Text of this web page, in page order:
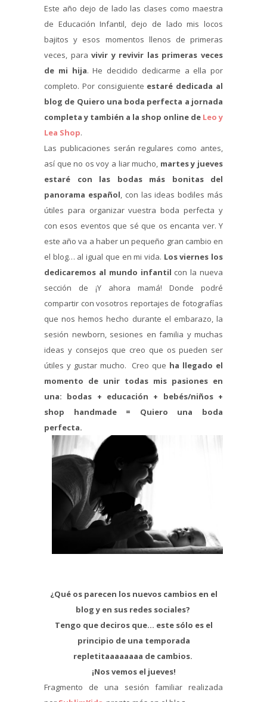
Este año dejo de lado las clases como maestra
de Educación Infantil, dejo de lado mis locos
bajitos y esos momentos llenos de primeras
veces, paravivir y revivir las primeras veces
de mi hija. He decidido dedicarme a ella por
completo. Por consiguiente estaré dedicada al
blog de Quiero una boda perfecta a jornada
completa y también a la shop online de Leo y
Lea Shop.
Las publicaciones serán regulares como antes,
así que no os voy a liar mucho, martes y jueves
estaré con las bodas más bonitas del
panorama español, con las ideas bodiles más
útiles para organizar vuestra boda perfecta y
con esos eventos que sé que os encanta ver. Y
este año va a haber un pequeño gran cambio en
el blog… al igual que en mi vida. Los viernes los
dedicaremos al mundo infantil con la nueva
sección de ¡Y ahora mamá! Donde podré
compartir con vosotros reportajes de fotografías
que nos hemos hecho durante el embarazo, la
sesión newborn, sesiones en familia y muchas
ideas y consejos que creo que os pueden ser
útiles y gustar mucho. Creo que ha llegado el
momento de unir todas mis pasiones en
una: bodas + educación + bebés/niños +
shop handmade = Quiero una boda
perfecta.
¿Qué os parecen los nuevos cambios en el
blog y en sus redes sociales?
Tengo que deciros que… este sólo es el
principio de una temporada
repletitaaaaaaaa de cambios.
¡Nos vemos el jueves!
Fragmento de una sesión familiar realizada